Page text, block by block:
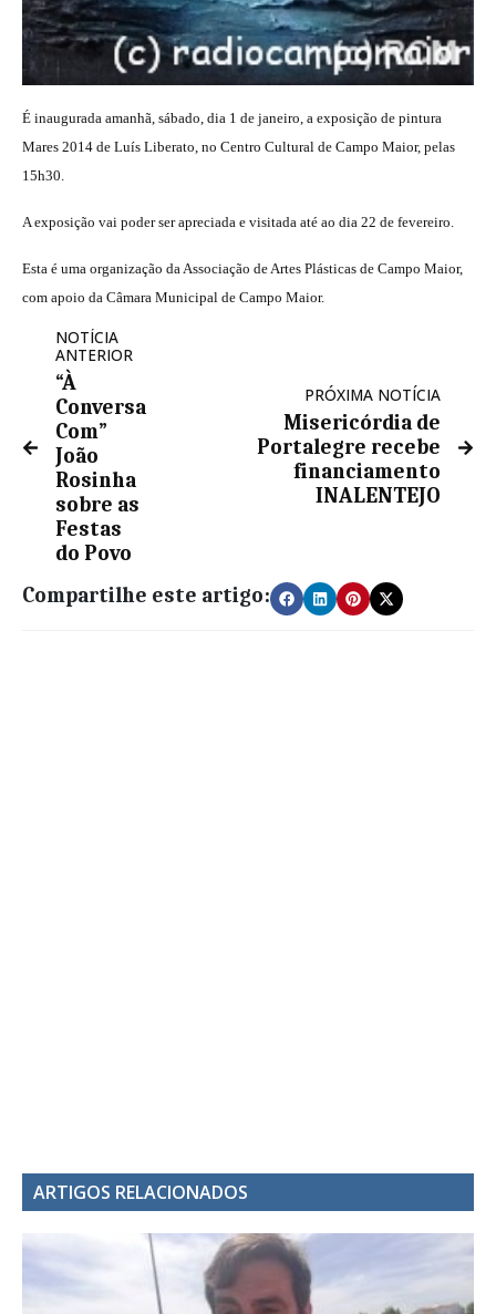
É inaugurada amanhã, sábado, dia 1 de janeiro, a exposição de pintura
Mares 2014 de Luís Liberato, no Centro Cultural de Campo Maior, pelas
15h30.
A exposição vai poder ser apreciada e visitada até ao dia 22 de fevereiro.
Esta é uma organização da Associação de Artes Plásticas de Campo Maior,
com apoio da Câmara Municipal de Campo Maior.
NOTÍCIA
ANTERIOR
“À
Conversa
Com”
João
Rosinha
sobre as
Festas
do Povo
PRÓXIMA NOTÍCIA
Misericórdia de
Portalegre recebe
financiamento
INALENTEJO
Compartilhe este artigo:
ARTIGOS RELACIONADOS